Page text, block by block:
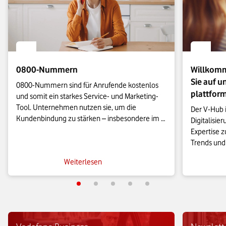
0800-Nummern
0800-Nummern sind für Anrufende kostenlos
und somit ein starkes Service- und Marketing-
Tool. Unternehmen nutzen sie, um die
Kundenbindung zu stärken – insbesondere im
Weiterlesen
Sie auf
Der V-
Expertise
Trends
Practice-
über den